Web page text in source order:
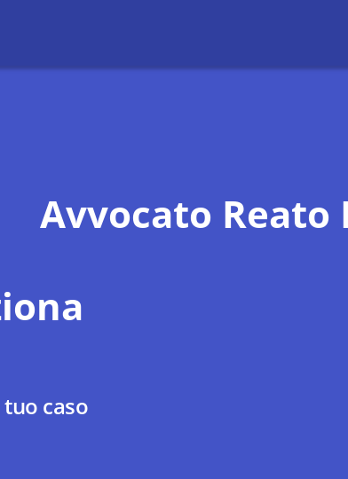
Avvocato Reato
caso